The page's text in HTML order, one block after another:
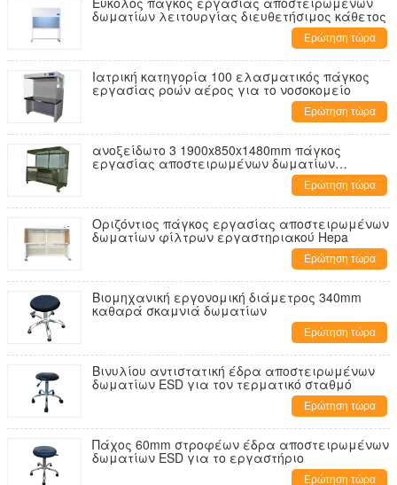
δωματίων λειτουργίας διευθετήσιμος κάθετος
Ερώτηση τώρα
Ιατρική κατηγορία 100 ελασματικός πάγκος
εργασίας ροών αέρος για το νοσοκομείο
Ερώτηση τώρα
ανοξείδωτο 3 1900x850x1480mm πάγκος
εργασίας αποστειρωμένων δωματίων
Ερώτηση τώρα
Οριζόντιος πάγκος εργασίας αποστειρωμένων
δωματίων φίλτρων εργαστηριακού Hepa
Ερώτηση τώρα
Βιομηχανική εργονομική διάμετρος 340mm
καθαρά σκαμνιά δωματίων
Ερώτηση τώρα
Βινυλίου αντιστατική έδρα αποστειρωμένων
δωματίων ESD για τον τερματικό σταθμό
Ερώτηση τώρα
Πάχος 60mm στροφέων έδρα αποστειρωμένων
δωματίων ESD για το εργαστήριο
Ερώτηση τώρα